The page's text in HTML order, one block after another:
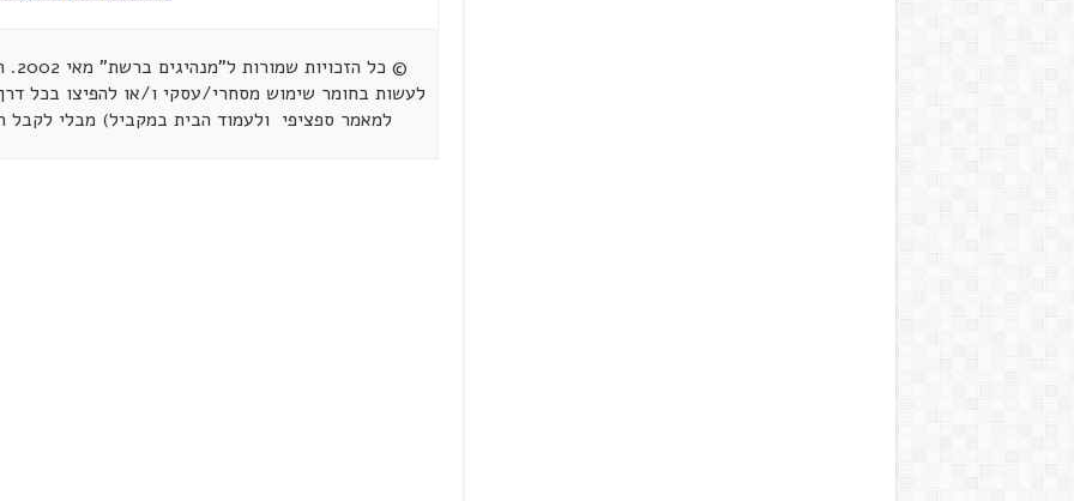
©
לעשות בחומר שימוש מסחרי/עסקי ו/או להפיצו בכל
למאמר ספציפי ולעמוד הבית במקביל) מבלי